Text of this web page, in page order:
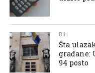
BIH
Šta
građane:
94 posto